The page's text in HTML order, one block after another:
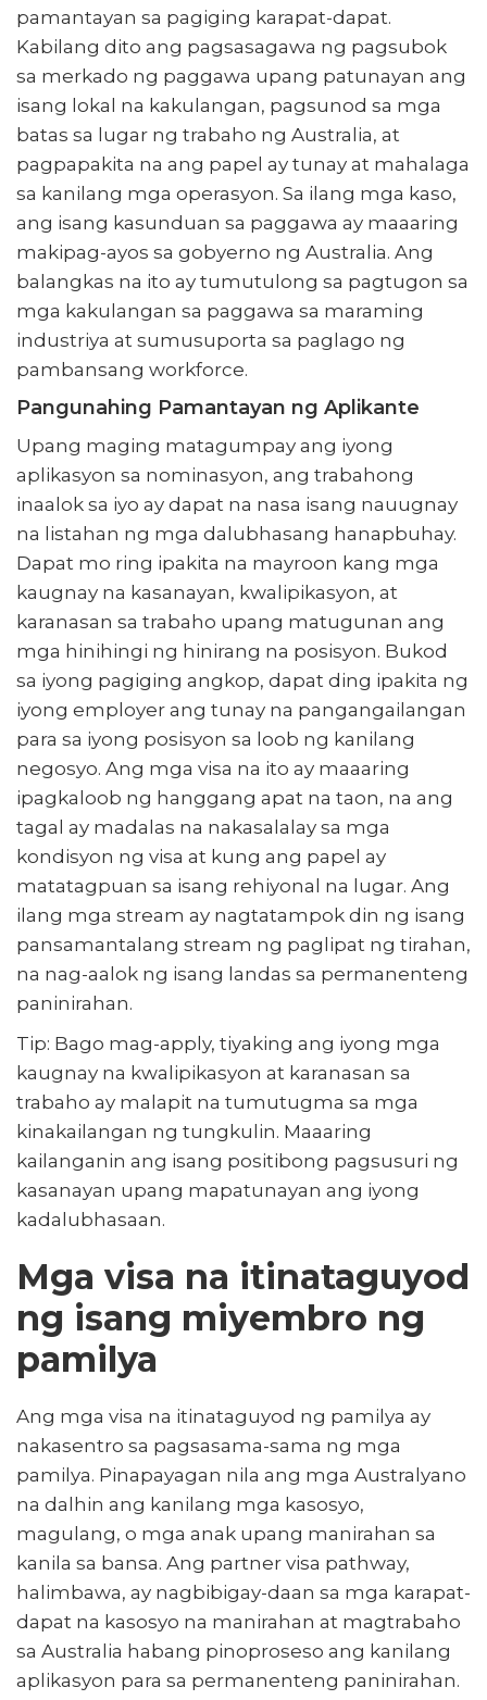
pamantayan sa pagiging karapat-dapat.
Kabilang dito ang pagsasagawa ng pagsubok
sa merkado ng paggawa upang patunayan ang
isang lokal na kakulangan, pagsunod sa mga
batas sa lugar ng trabaho ng Australia, at
pagpapakita na ang papel ay tunay at mahalaga
sa kanilang mga operasyon. Sa ilang mga kaso,
ang isang kasunduan sa paggawa ay maaaring
makipag-ayos sa gobyerno ng Australia. Ang
balangkas na ito ay tumutulong sa pagtugon sa
mga kakulangan sa paggawa sa maraming
industriya at sumusuporta sa paglago ng
pambansang workforce.
Pangunahing Pamantayan ng Aplikante
Upang maging matagumpay ang iyong
aplikasyon sa nominasyon, ang trabahong
inaalok sa iyo ay dapat na nasa isang nauugnay
na listahan ng mga dalubhasang hanapbuhay.
Dapat mo ring ipakita na mayroon kang mga
kaugnay na kasanayan, kwalipikasyon, at
karanasan sa trabaho upang matugunan ang
mga hinihingi ng hinirang na posisyon. Bukod
sa iyong pagiging angkop, dapat ding ipakita ng
iyong employer ang tunay na pangangailangan
para sa iyong posisyon sa loob ng kanilang
negosyo. Ang mga visa na ito ay maaaring
ipagkaloob ng hanggang apat na taon, na ang
tagal ay madalas na nakasalalay sa mga
kondisyon ng visa at kung ang papel ay
matatagpuan sa isang rehiyonal na lugar. Ang
ilang mga stream ay nagtatampok din ng isang
pansamantalang stream ng paglipat ng tirahan,
na nag-aalok ng isang landas sa permanenteng
paninirahan.
Tip: Bago mag-apply, tiyaking ang iyong mga
kaugnay na kwalipikasyon at karanasan sa
trabaho ay malapit na tumutugma sa mga
kinakailangan ng tungkulin. Maaaring
kailanganin ang isang positibong pagsusuri ng
kasanayan upang mapatunayan ang iyong
kadalubhasaan.
Mga visa na itinataguyod
ng isang miyembro ng
pamilya
Ang mga visa na itinataguyod ng pamilya ay
nakasentro sa pagsasama-sama ng mga
pamilya. Pinapayagan nila ang mga Australyano
na dalhin ang kanilang mga kasosyo,
magulang, o mga anak upang manirahan sa
kanila sa bansa. Ang partner visa pathway,
halimbawa, ay nagbibigay-daan sa mga karapat-
dapat na kasosyo na manirahan at magtrabaho
sa Australia habang pinoproseso ang kanilang
aplikasyon para sa permanenteng paninirahan.